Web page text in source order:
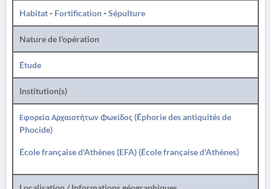
Habitat- Fortification-Sépulture
Nature de l'opération
Étude
Institution(s)
Εφορεία Αρχαιοτήτων Φωκίδος (Éphorie des antiquités de
Phocide)
École française d'Athènes (EFA) (École française d'Athènes)